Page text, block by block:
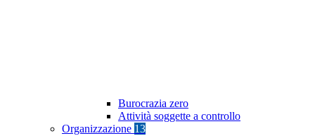
Burocrazia zero
Attività soggette a controllo
Organizzazione 13